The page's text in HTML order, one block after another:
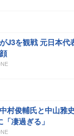
J3を観戦 元日本代
村俊輔氏と中山雅
凄過ぎる」